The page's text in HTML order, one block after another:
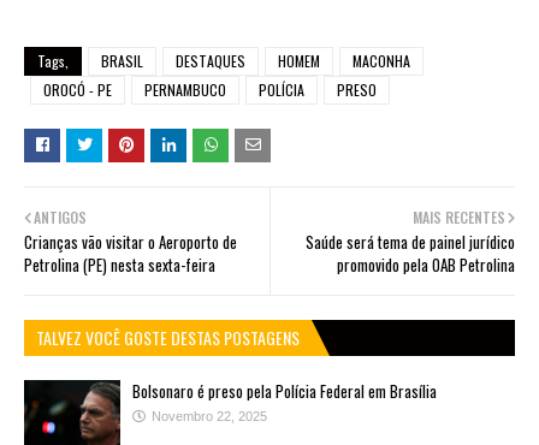
Tags, BRASIL DESTAQUES HOMEM
MACONHA
OROCÓ - PE
PERNAMBUCO POLÍCIA PRESO
MAIS RECENTES
Saúde será tema de painel jurídico
promovido pela OAB Petrolina
ANTIGOS
Crianças vão visitar o Aeroporto de
Petrolina (PE) nesta sexta-feira
TALVEZ VOCÊ GOSTE DESTAS POSTAGENS
Bolsonaro é preso pela Polícia Federal em Brasília
Novembro 22, 2025